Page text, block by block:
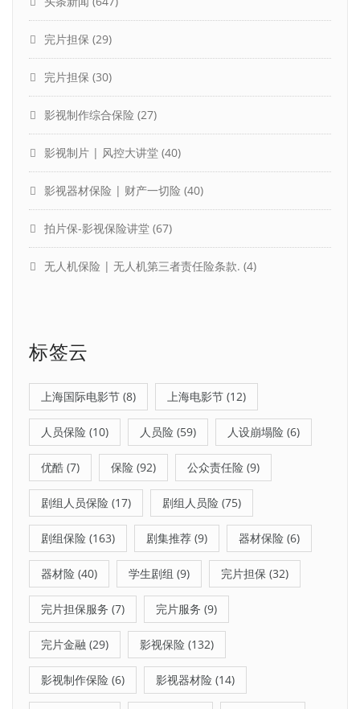
完片担保 (29)
完片担保 (30)
影视制作综合保险 (27)
影视制片 | 风控大讲堂 (40)
影视器材保险 | 财产一切险 (40)
拍片保-影视保险讲堂 (67)
无人机保险 | 无人机第三者责任险条款. (4)
标签云
上海国际电影节 (8) 上海电影节 (12)
人员保险 (10) 人员险 (59) 人设崩塌险 (6)
优酷 (7) 保险 (92) 公众责任险 (9)
剧组人员保险 (17) 剧组人员险 (75)
剧组保险 (163) 剧集推荐 (9) 器材保险 (6)
器材险 (40) 学生剧组 (9) 完片担保 (32)
完片担保服务 (7) 完片服务 (9)
完片金融 (29) 影视保险 (132)
影视制作保险 (6) 影视器材险 (14)